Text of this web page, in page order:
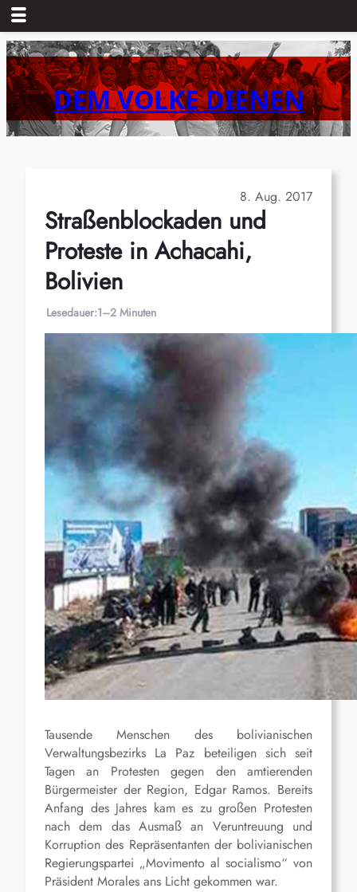
Zum
Inhalt
springenDEM VOLKE DIENEN
8. Aug. 2017
Straßenblockaden und
Proteste in Achacahi,
Bolivien
Lesedauer:1–2 Minuten
Tausende Menschen des bolivianischen
Verwaltungsbezirks La Paz beteiligen sich seit
Tagen an Protesten gegen den amtierenden
Bürgermeister der Region, Edgar Ramos. Bereits
Anfang des Jahres kam es zu großen Protesten
nach dem das Ausmaß an Veruntreuung und
Korruption des Repräsentanten der bolivianischen
Regierungspartei „Movimento al socialismo“ von
Präsident Morales ans Licht gekommen war.